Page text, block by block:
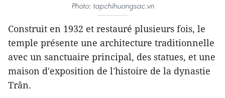
Photo: tapchihuongsac.vn
Construit en 1932 et restauré plusieurs fois, le
temple présente une architecture traditionnelle
avec un sanctuaire principal, des statues, et une
maison d'exposition de l'histoire de la dynastie
Trân.